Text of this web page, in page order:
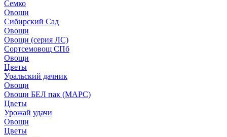
Семко
Овощи
Сибирский Сад
Овощи
Овощи (серия ЛС)
Сортсемовощ СПб
Овощи
Цветы
Уральский дачник
Овощи
Овощи БЕЛ пак (МАРС)
Цветы
Урожай удачи
Овощи
Цветы